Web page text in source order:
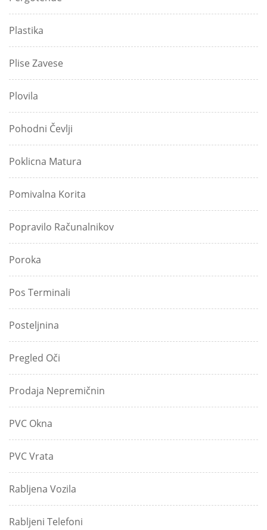
Plastika
Plise Zavese
Plovila
Pohodni Čevlji
Poklicna Matura
Pomivalna Korita
Popravilo Računalnikov
Poroka
Pos Terminali
Posteljnina
Pregled Oči
Prodaja Nepremičnin
PVC Okna
PVC Vrata
Rabljena Vozila
Rabljeni Telefoni